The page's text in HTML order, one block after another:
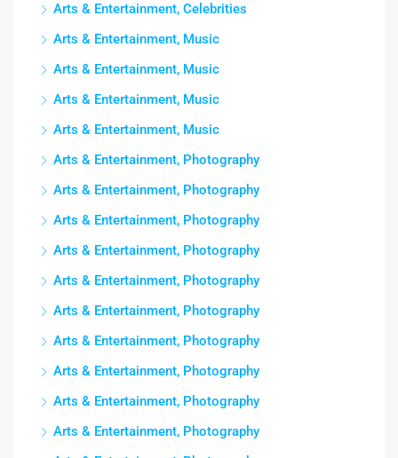
Arts & Entertainment, Celebrities
Arts & Entertainment, Music
Arts & Entertainment, Music
Arts & Entertainment, Music
Arts & Entertainment, Music
Arts & Entertainment, Photography
Arts & Entertainment, Photography
Arts & Entertainment, Photography
Arts & Entertainment, Photography
Arts & Entertainment, Photography
Arts & Entertainment, Photography
Arts & Entertainment, Photography
Arts & Entertainment, Photography
Arts & Entertainment, Photography
Arts & Entertainment, Photography